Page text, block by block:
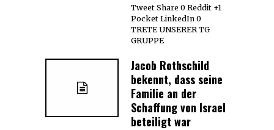
Tweet Share 0 Reddit +1
Pocket LinkedIn 0
TRETE UNSERER TG
GRUPPE
Jacob Rothschild
bekennt, dass seine
Familie an der
Schaffung von Israel
beteiligt war